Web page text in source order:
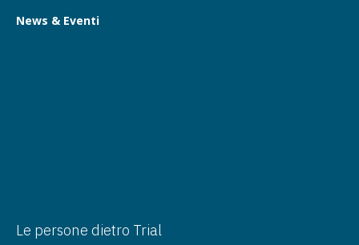
News & Eventi
Le persone dietro Trial